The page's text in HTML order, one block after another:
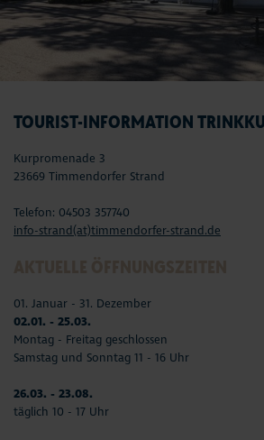
TOURIST-INFORMATION
Kurpromenade 3
23669 Timmendorfer Strand
Telefon: 04503 357740
info-strand(at)timmendorfer-strand.de
01. Januar - 31. Dezember
02.01. - 25.03.
Montag - Freitag geschlossen
Samstag und Sonntag 11 - 16 Uhr
26.03. - 23.08.
täglich 10 - 17 Uhr